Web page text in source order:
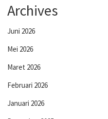
Archives
Juni 2026
Mei 2026
Maret 2026
Februari 2026
Januari 2026